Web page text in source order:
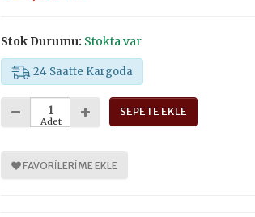
Stok Durumu: Stokta var
24 Saatte Kargoda
Adet
SEPETE EKLE
FAVORILERIME EKLE